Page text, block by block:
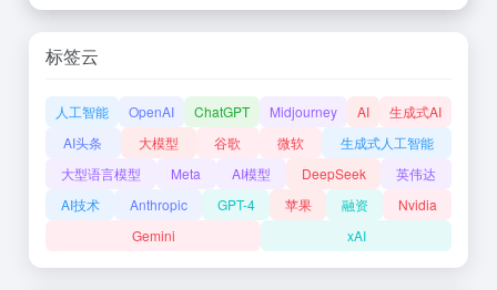
标签云
人工智能 OpenAI ChatGPT Midjourney AI
生成式AI
AI头条
大模型 谷歌 微软
生成式人工智能
大型语言模型
Meta AI模型 DeepSeek
英伟达
AI技术
Anthropic GPT-4 苹果 融资
Nvidia
Gemini
xAI